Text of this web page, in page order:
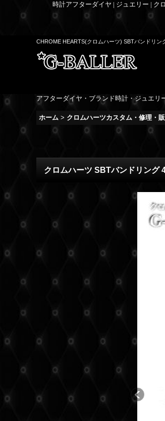
時計アフターダイヤ | ジュエリー | ク
CHROME HEARTS(クロムハーツ) SBTバンドリン
アフターダイヤ・ブランド時計・ジュエリ
ホーム > クロムハーツカスタム・修理・
クロムハーツ SBTバンドリング